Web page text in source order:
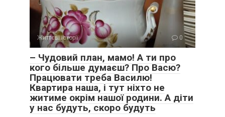
Життєві історії 0
– Чудовий план, мамо! А ти про
кого більше думаєш? Про Васю?
Працювати треба Василю!
Квартира наша, і тут ніхто не
житиме окрім нашої родини. А діти
у нас будуть, скоро будуть